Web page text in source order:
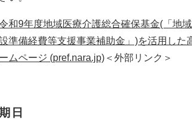
和9年度地域医療介護総合確保基金(「地
準備経費等支援事業補助金」)を活用し
ームページ (pref.nara.jp) ＜外部リンク＞
日